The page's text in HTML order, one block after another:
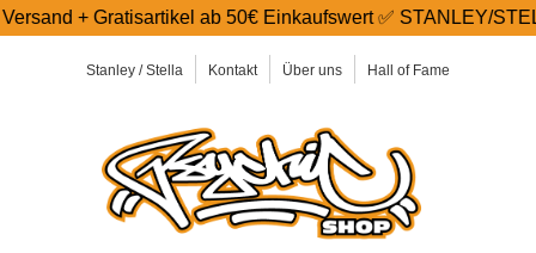
springen
Stanley / Stella Kontakt Über uns Hall of Fame
ab 50€ Einkaufswert ✅ STANLEY/STELLA